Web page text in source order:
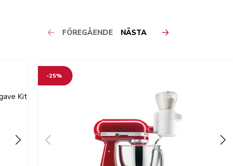
FÖREGÅENDE NÄSTA
-25%